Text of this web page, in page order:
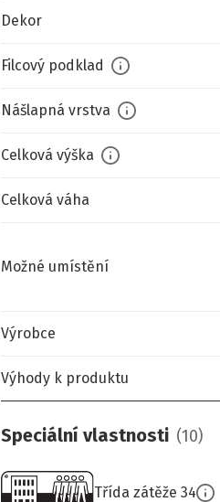
Dekor
Filcový podklad
Nášlapná vrstva
Celková výška
Celková váha
Možné umístění
Výrobce
Výhody k produktu
Speciální vlastnosti (10)
Třída zátěže 34